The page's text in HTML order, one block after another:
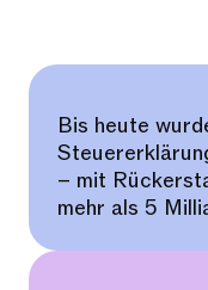
Bis heute
– mit
mehr als 5